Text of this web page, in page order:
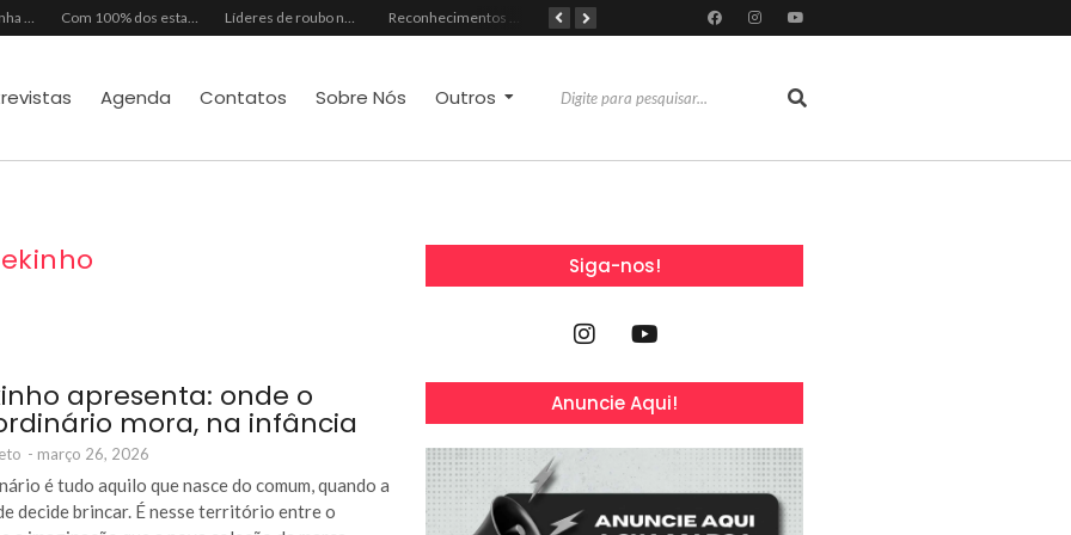
Mês dos Pais ganha programação especial com atrações gratuitas para toda a família no Shopping Maranguape Com 100% dos estandes comercializados, Feira Regional da Beleza reunirá mais de 500 marcas no Centro de Eventos do CE em outubro Líderes de roubo no país, Chevrolet Ônix e Prisma, Hyundai HB20 e Ford Ka enfrentam escassez de peças originais Reconhecimentos consolidam legado do Grupo Raymundo da Fonte ao completar 80 anos
Agenda Contatos Sobre Nós Outros
apresenta: onde o
mora, na infância
- março 26, 2026
é tudo aquilo que nasce do comum, quando a
decide brincar. É nesse território entre o
Siga-nos!
Anuncie Aqui!